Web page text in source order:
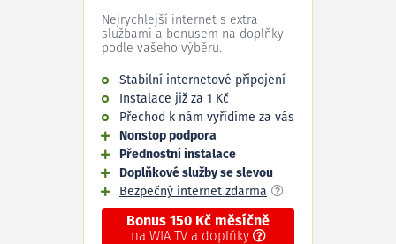
Nejrychlejší internet s extra
službami a bonusem na doplňky
podle vašeho výběru.
Stabilní internetové připojení
Instalace již za 1 Kč
Přechod k nám vyřídíme za vás
Nonstop podpora
Přednostní instalace
Doplňkové služby se slevou
Bezpečný internet zdarma
Bonus 150 Kč měsíčně
na WIA TV a doplňky